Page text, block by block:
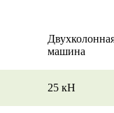
машина
25 кН